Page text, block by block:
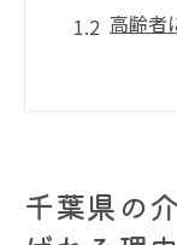
高齢者
千葉
施設生
高齢者
千葉県の